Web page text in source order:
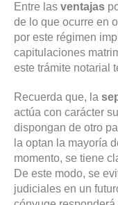
Entre las ventajas
de lo que ocurre en
por este régimen
capitulaciones
este trámite notarial
Recuerda que, la
actúa con carácter
dispongan de otro
la optan la mayoría
momento, se tiene
De este modo, se
judiciales en un